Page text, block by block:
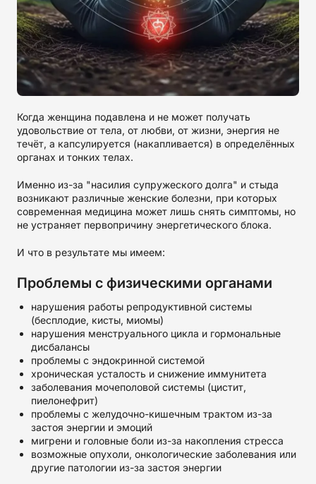
Когда женщина подавлена и не может получать
удовольствие от тела, от любви, от жизни, энергия не
течёт, а капсулируется (накапливается) в определённых
органах и тонких телах.
Именно из-за "насилия супружеского долга" и стыда
возникают различные женские болезни, при которых
современная медицина может лишь снять симптомы, но
не устраняет первопричину энергетического блока.
И что в результате мы имеем:
Проблемы с физическими органами
нарушения работы репродуктивной системы
(бесплодие, кисты, миомы)
нарушения менструального цикла и гормональные
дисбалансы
проблемы с эндокринной системой
хроническая усталость и снижение иммунитета
заболевания мочеполовой системы (цистит,
пиелонефрит)
проблемы с желудочно-кишечным трактом из-за
застоя энергии и эмоций
мигрени и головные боли из-за накопления стресса
возможные опухоли, онкологические заболевания или
другие патологии из-за застоя энергии